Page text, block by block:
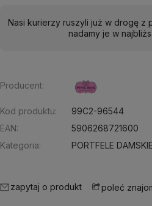
Nasi kurierzy ruszyli już w drogę z
nadamy je w
Producent:
Kod produktu:
99C2-96544
EAN:
5906268721600
Kategoria:
PORTFELE DAMSKIE
zapytaj o produkt poleć